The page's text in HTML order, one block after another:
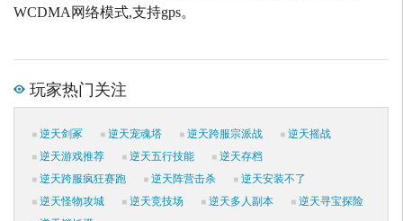
WCDMA网络模式,支持gps。
玩家热门关注
逆天剑冢 逆天宠魂塔 逆天跨服宗派战
逆天摇战
逆天游戏推荐
逆天五行技能
逆天存档
逆天跨服疯狂赛跑
逆天阵营击杀
逆天安装不了
逆天怪物攻城
逆天竞技场 逆天多人副本
逆天寻宝探险